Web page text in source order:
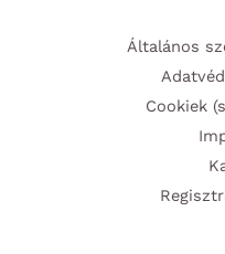
Általános
Cookiek